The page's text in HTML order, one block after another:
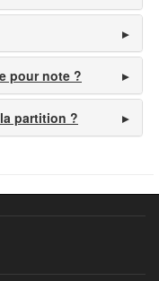
pour note ?
partition ?